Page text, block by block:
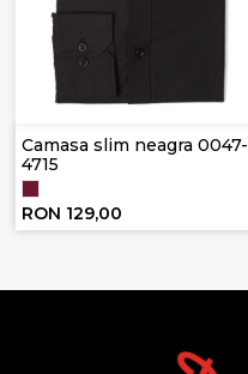
Camasa slim neagra 0047-
4715
RON 129,00